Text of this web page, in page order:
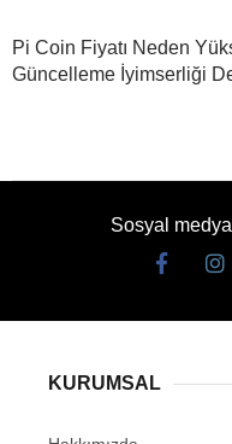
Pi Coin Fiyatı Neden
Güncelleme İyimserliği
Sosyal medya
KURUMSAL